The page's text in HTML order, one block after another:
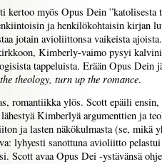
kertoo myös Opus Dein ”katolisesta
ja henkilökohtaisin kirjan
jotain avioliittonsa vaikeista
Kimberly-vaimo pysyi
tappeluista. Erään Opus Dein
theology, turn up the romance.
romantiikka ylös. Scott epäili
Kimberlyä argumenttien ja
ja lasten näkökulmasta (se, mikä
lyhyesti sanottuna avioliitto
Scott avaa Opus Dei -ystävänsä